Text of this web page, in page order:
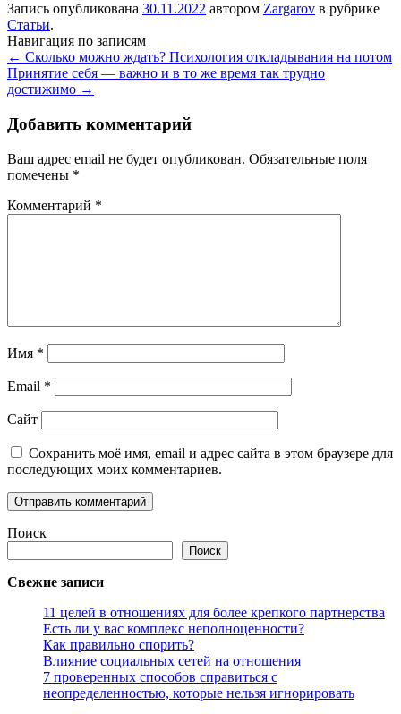
Запись опубликована 30.11.2022 автором Zargarov в рубрике
Статьи.
Навигация по записям
← Сколько можно ждать? Психология откладывания на потом
Принятие себя — важно и в то же время так трудно
достижимо →
Добавить комментарий
Ваш адрес email не будет опубликован. Обязательные поля
помечены *
Комментарий *
Имя *
Email *
Сайт
Сохранить моё имя, email и адрес сайта в этом браузере для
последующих моих комментариев.
Поиск
Поиск
Свежие записи
11 целей в отношениях для более крепкого партнерства
Есть ли у вас комплекс неполноценности?
Как правильно спорить?
Влияние социальных сетей на отношения
7 проверенных способов справиться с
неопределенностью, которые нельзя игнорировать